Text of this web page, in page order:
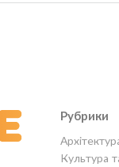
Рубрики
Культура